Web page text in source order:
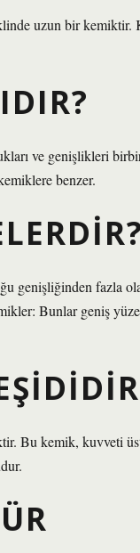
uzun bir
ve genişlikleri
benzer.
genişliğinden fazla
Bunlar geniş
Bu kemik, kuvveti